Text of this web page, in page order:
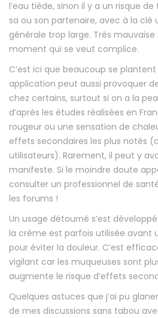
l’eau tiède, sinon il y a un risque
sa ou son partenaire, avec à la clé
générale trop large. Très mauvaise
moment qui se veut complice.
C’est ici que beaucoup se
application peut aussi provoquer
chez certains, surtout si on a la
d’après les études réalisées en
rougeur ou une sensation de
effets secondaires les plus notés
utilisateurs). Rarement, il peut y
manifeste. Si le moindre doute
consulter un professionnel de
les forums !
Un usage détourné s’est
la crème est parfois utilisée avant
pour éviter la douleur. C’est
vigilant car les muqueuses sont
augmente le risque d’effets
Quelques astuces que j’ai pu
de mes discussions sans tabou